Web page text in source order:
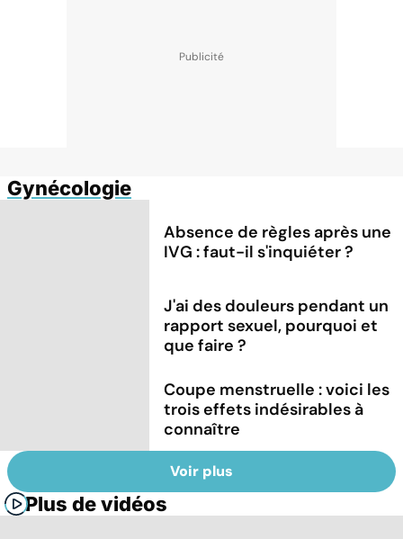
Gynécologie
Absence de règles après une
IVG : faut-il s'inquiéter ?
J'ai des douleurs pendant un
rapport sexuel, pourquoi et
que faire ?
Coupe menstruelle : voici les
trois effets indésirables à
connaître
Voir plus
Plus de vidéos